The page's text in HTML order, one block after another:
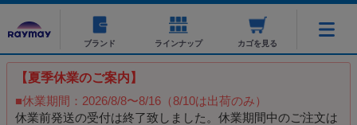
ブランド ラインナップ カゴを見る
【夏季休業のご案内】
■休業期間：2026/8/8〜8/16（8/10は出荷のみ）
休業前発送の受付は終了致しました。休業期間中のご注文は